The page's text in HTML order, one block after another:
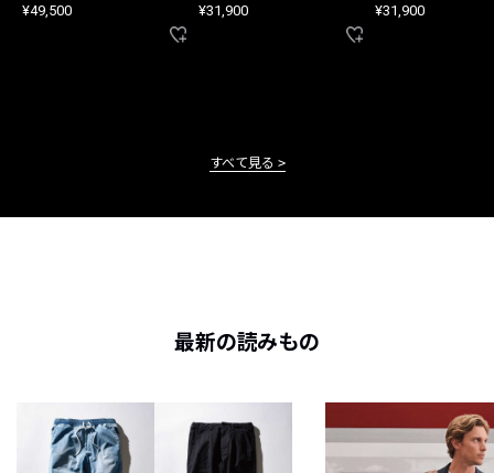
¥49,500 ¥31,900 ¥31,900
すべて見る
最新の読みもの